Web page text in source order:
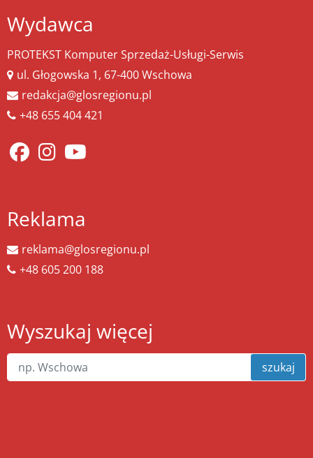
Wydawca
PROTEKST Komputer Sprzedaż-Usługi-Serwis
ul. Głogowska 1, 67-400 Wschowa
redakcja@glosregionu.pl
+48 655 404 421
Reklama
reklama@glosregionu.pl
+48 605 200 188
Wyszukaj więcej
szukaj